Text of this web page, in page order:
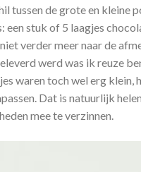
tussen de grote en kleine
een stuk of 5 laagjes
verder meer naar de
werd was ik reuze
waren toch wel erg klein,
Dat is natuurlijk
mee te verzinnen.